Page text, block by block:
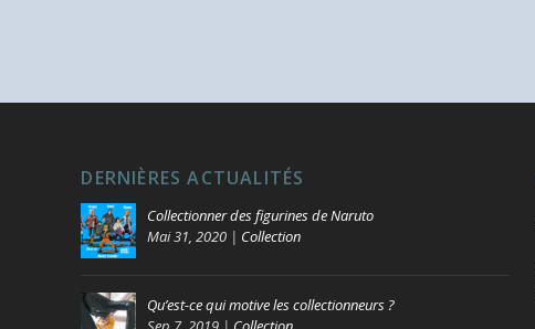
DERNIÈRES ACTUALITÉS
Collectionner des figurines de Naruto
Mai 31, 2020 | Collection
Qu’est-ce qui motive les collectionneurs ?